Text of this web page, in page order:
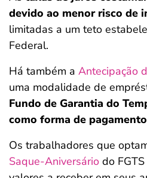
devido ao menor risco de
limitadas a um teto
Federal.
Há também a Antecipação
uma modalidade de
Fundo de Garantia do
como forma de pagamento
Os trabalhadores que
Saque-Aniversário do